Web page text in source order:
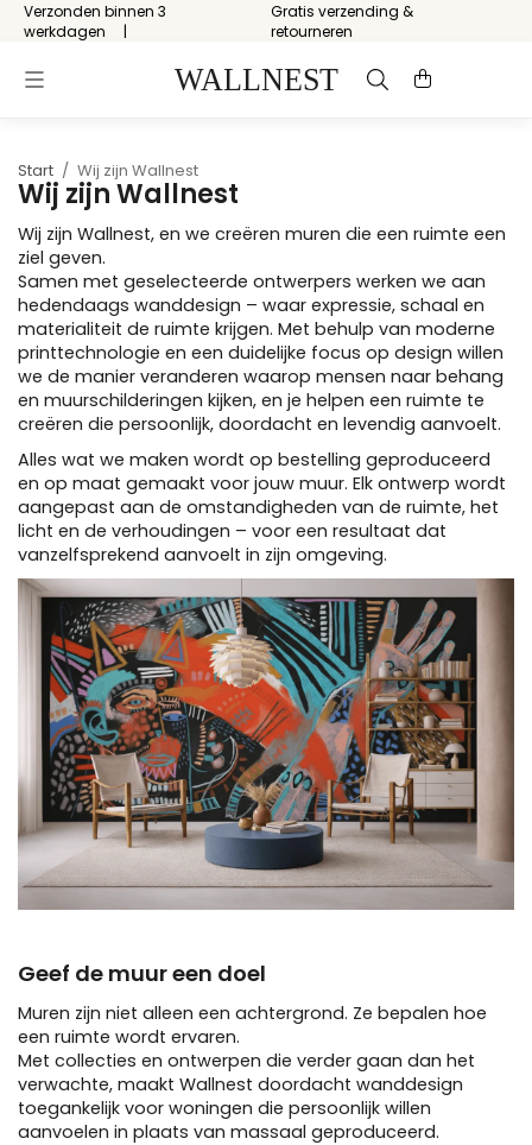
Verzonden binnen 3
werkdagen
Gratis verzending &
retourneren
Start / Wij zijn Wallnest
Wij zijn Wallnest
Wij zijn Wallnest, en we creëren muren die een ruimte een
ziel geven.
Samen met geselecteerde ontwerpers werken we aan
hedendaags wanddesign – waar expressie, schaal en
materialiteit de ruimte krijgen. Met behulp van moderne
printtechnologie en een duidelijke focus op design willen
we de manier veranderen waarop mensen naar behang
en muurschilderingen kijken, en je helpen een ruimte te
creëren die persoonlijk, doordacht en levendig aanvoelt.
Alles wat we maken wordt op bestelling geproduceerd
en op maat gemaakt voor jouw muur. Elk ontwerp wordt
aangepast aan de omstandigheden van de ruimte, het
licht en de verhoudingen – voor een resultaat dat
vanzelfsprekend aanvoelt in zijn omgeving.
Geef de muur een doel
Muren zijn niet alleen een achtergrond. Ze bepalen hoe
een ruimte wordt ervaren.
Met collecties en ontwerpen die verder gaan dan het
verwachte, maakt Wallnest doordacht wanddesign
toegankelijk voor woningen die persoonlijk willen
aanvoelen in plaats van massaal geproduceerd.